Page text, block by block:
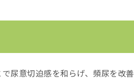
尿意切迫感を和らげ、頻尿を改善